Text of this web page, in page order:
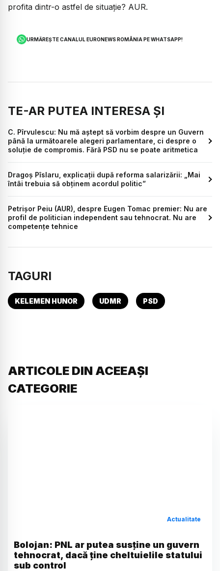
profita dintr-o astfel de situație? AUR.
URMĂREȘTE CANALUL EURONEWS ROMÂNIA PE WHATSAPP!
TE-AR PUTEA INTERESA ȘI
C. Pîrvulescu: Nu mă aștept să vorbim despre un Guvern
până la următoarele alegeri parlamentare, ci despre o
soluție de compromis. Fără PSD nu se poate aritmetica
Dragoș Pîslaru, explicații după reforma salarizării: „Mai
întâi trebuia să obținem acordul politic”
Petrișor Peiu (AUR), despre Eugen Tomac premier: Nu are
profil de politician independent sau tehnocrat. Nu are
competențe tehnice
TAGURI
KELEMEN HUNOR UDMR PSD
ARTICOLE DIN ACEEAȘI
CATEGORIE
Actualitate
Bolojan: PNL ar putea susține un guvern
tehnocrat, dacă ține cheltuielile statului
sub control